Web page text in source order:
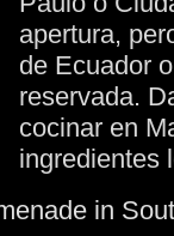
apertura,
de Ecuador
reservada.
cocinar en
ingredientes